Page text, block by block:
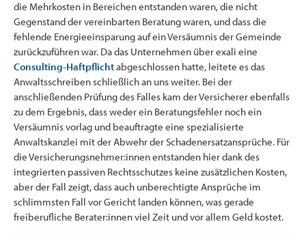
die Mehrkosten in Bereichen entstanden waren, die nicht
Gegenstand der vereinbarten Beratung waren, und dass die
fehlende Energieeinsparung auf ein Versäumnis der Gemeinde
zurückzuführen war. Da das Unternehmen über exali eine
Consulting-Haftpflichtabgeschlossen hatte, leitete es das
Anwaltsschreiben schließlich an uns weiter. Bei der
anschließenden Prüfung des Falles kam der Versicherer ebenfalls
zu dem Ergebnis, dass weder ein Beratungsfehler noch ein
Versäumnis vorlag und beauftragte eine spezialisierte
Anwaltskanzlei mit der Abwehr der Schadenersatzansprüche. Für
die Versicherungsnehmer:innen entstanden hier dank des
integrierten passiven Rechtsschutzes keine zusätzlichen Kosten,
aber der Fall zeigt, dass auch unberechtigte Ansprüche im
schlimmsten Fall vor Gericht landen können, was gerade
freiberufliche Berater:innen viel Zeit und vor allem Geld kostet.